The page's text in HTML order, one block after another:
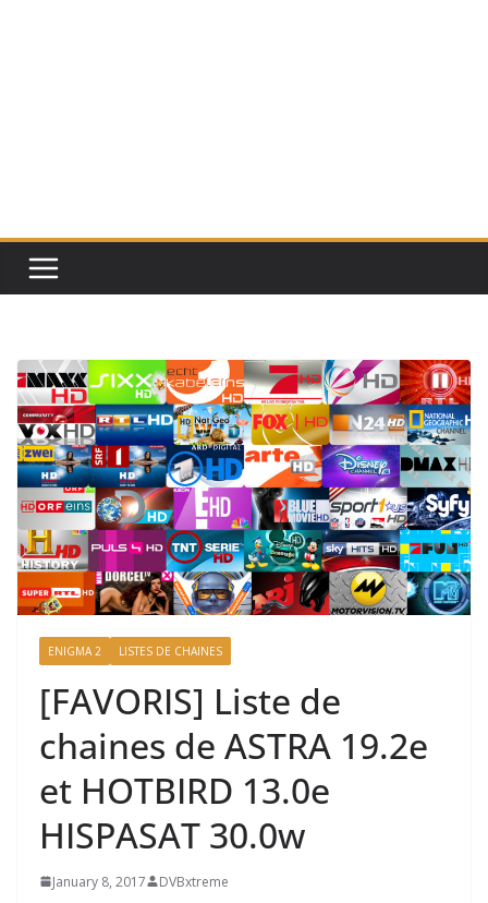
ENIGMA 2 LISTES DE CHAINES
[FAVORIS] Liste de
chaines de ASTRA 19.2e
et HOTBIRD 13.0e
HISPASAT 30.0w
January 8, 2017 DVBxtreme